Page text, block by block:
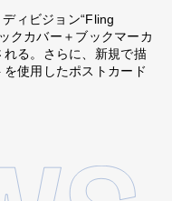
ィビジョン“Fling
クカバー＋ブックマーカ
る。さらに、新規で描
使用したポストカード